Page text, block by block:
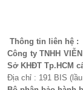
Thông tin liên hệ :
Công ty TNHH
Sở KHĐT Tp.HCM
Địa chỉ : 191 BIS